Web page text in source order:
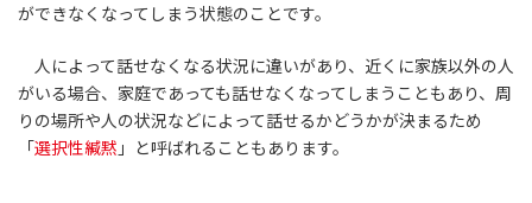
ができなくなってしまう状態のことです。
人によって話せなくなる状況に違いがあり、近くに家族以外の人
がいる場合、家庭であっても話せなくなってしまうこともあり、周
りの場所や人の状況などによって話せるかどうかが決まるため
「選択性緘黙 」と呼ばれることもあります。